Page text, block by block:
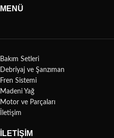
MENÜ
Bakım Setleri
Debriyaj ve Şanzıman
Fren Sistemi
Madeni Yağ
Motor ve Parçaları
İletişim
İLETİŞİM